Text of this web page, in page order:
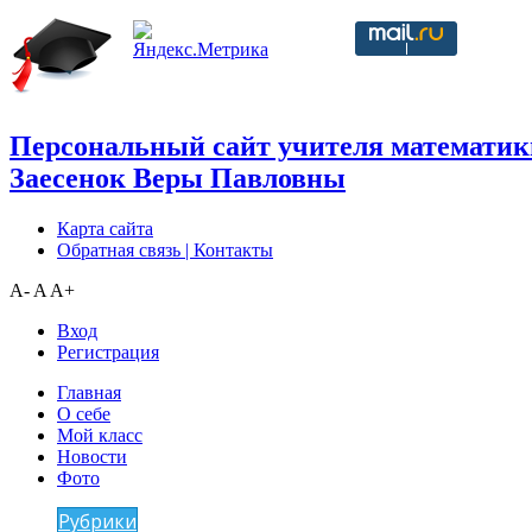
Персональный сайт учителя
Заесенок Веры Павловны
Карта сайта
Обратная связь | Контакты
A- A A+
Вход
Регистрация
Главная
О себе
Мой класс
Новости
Фото
Рубрики